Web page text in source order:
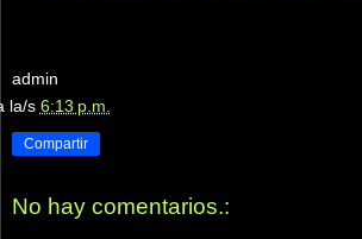
admin
la/s 6:13 p.m.
Compartir
No hay comentarios.: